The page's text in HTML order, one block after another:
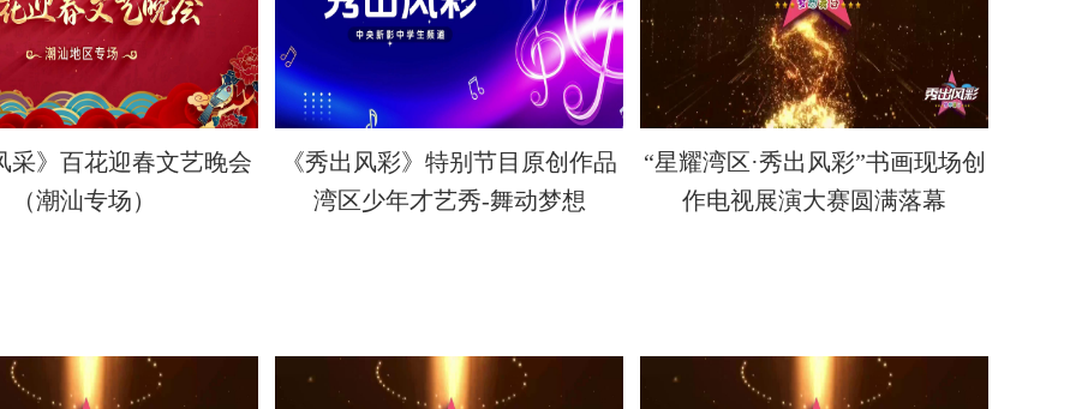
采》百花迎春文艺晚会
（潮汕专场）
《秀出风彩》特别节目原创作品
湾区少年才艺秀-舞动梦想
“星耀湾区·秀出风彩”书画现场创
作电视展演大赛圆满落幕